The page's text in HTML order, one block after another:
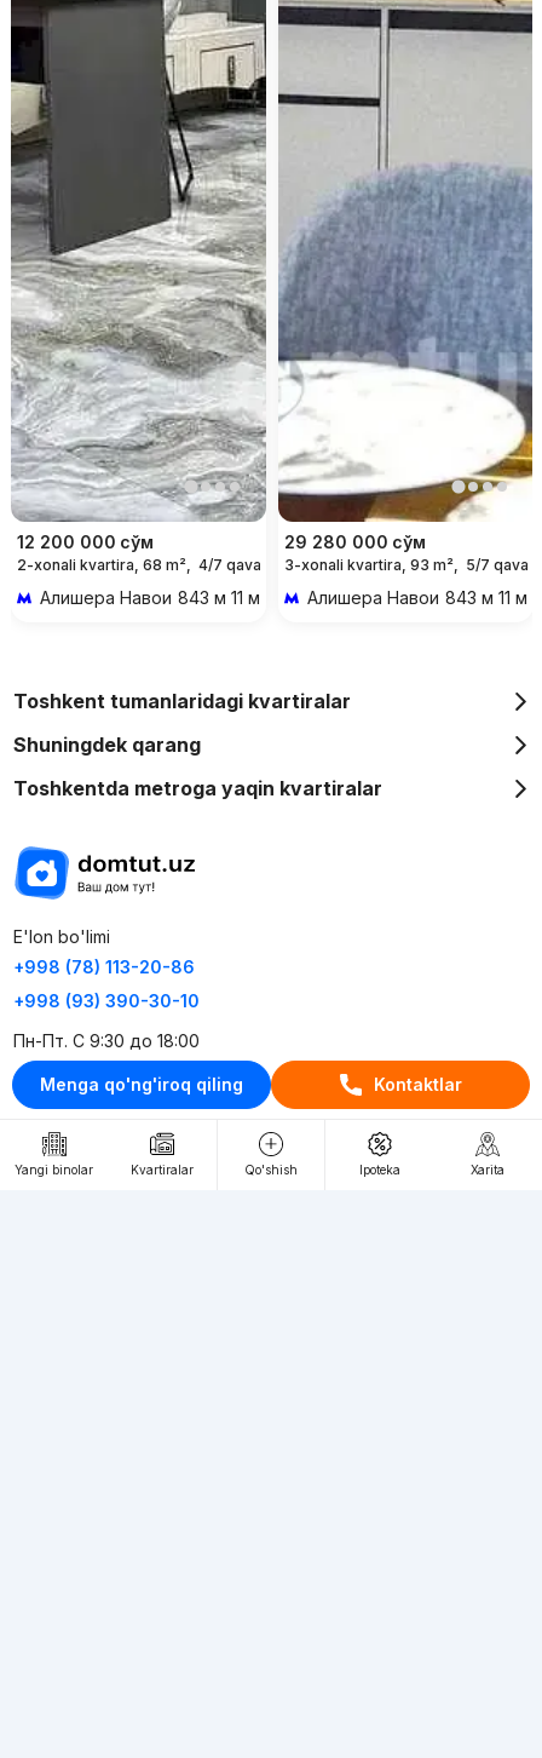
Menga qo'ng'iroq qiling Kontaktlar
12 200 000 сўм
2-xonali kvartira, 68 m², 4/7 qavat For days
Алишера Навои 843 м 11 мин piyoda
29 280 000 сўм
3-xonali kvartira, 93 m², 5/7 qavat
Алишера Навои 843 м 11
Yangi binolar Kvartiralar Qo'shish Ipoteka Xarita
Toshkent tumanlaridagi kvartiralar
Shuningdek qarang
Toshkentda metroga yaqin kvartiralar
E'lon bo'limi
+998 (78) 113-20-86
+998 (93) 390-30-10
Пн-Пт. С 9:30 до 18:00
RU UZ
Kontaktlar